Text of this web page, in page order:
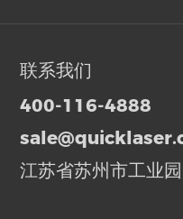
联系我们
400-116-4888
江苏省苏州市工业